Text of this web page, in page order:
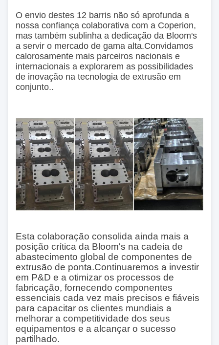
O envio destes 12 barris não só aprofunda a
nossa confiança colaborativa com a Coperion,
mas também sublinha a dedicação da Bloom's
a servir o mercado de gama alta.Convidamos
calorosamente mais parceiros nacionais e
internacionais a explorarem as possibilidades
de inovação na tecnologia de extrusão em
conjunto..
Esta colaboração consolida ainda mais a
posição crítica da Bloom's na cadeia de
abastecimento global de componentes de
extrusão de ponta.Continuaremos a investir
em P&D e a otimizar os processos de
fabricação, fornecendo componentes
essenciais cada vez mais precisos e fiáveis
para capacitar os clientes mundiais a
melhorar a competitividade dos seus
equipamentos e a alcançar o sucesso
partilhado.